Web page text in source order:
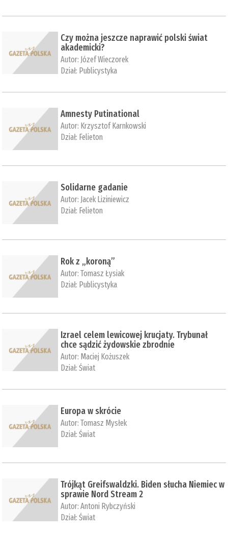
Czy można jeszcze naprawić polski świat
akademicki?
Autor: Józef Wieczorek
Dział: Publicystyka
Amnesty Putinational
Autor: Krzysztof Karnkowski
Dział: Felieton
Solidarne gadanie
Autor: Jacek Liziniewicz
Dział: Felieton
Rok z „koroną”
Autor:Tomasz Łysiak
Dział: Publicystyka
Izrael celem lewicowej krucjaty. Trybunał
chce sądzić żydowskie zbrodnie
Autor: Maciej Kożuszek
Dział:Świat
Europa w skrócie
Autor:Tomasz Mysłek
Dział:Świat
Trójkąt Greifswaldzki. Biden słucha Niemiec w
sprawie Nord Stream 2
Autor:Antoni Rybczyński
Dział:Świat